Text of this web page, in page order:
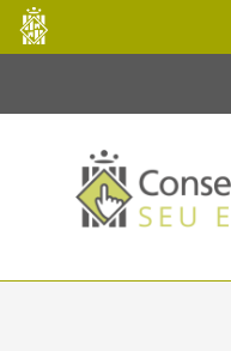
Saltar al contenido principal
Consell
de
Mallorca